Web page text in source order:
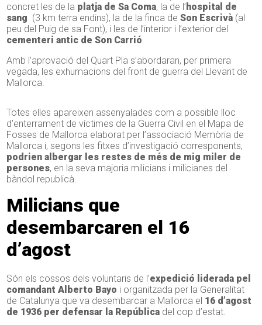
concret les de la platja de Sa Coma, la de l’ hospital de
sang (3 km terra endins), la de la finca deSon Escrivà (al
peu del Puig de sa Font), i les de l’interior i l’exterior del
cementeri antic de Son Carrió
Amb l’aprovació del Quart Pla s’abordaran, per primera
vegada, les exhumacions del front de guerra del Llevant de
Mallorca.
Totes elles apareixen assenyalades com a possible lloc
d’enterrament de víctimes de la Guerra Civil en el Mapa de
Fosses de Mallorca elaborat per l’associació Memòria de
Mallorca i, segons les fitxes d’investigació corresponents,
podrien albergar les restes de més de mig miler de
persones, en la seva majoria milicians i milicianes del
bàndol republicà.
Milicians que
desembarcaren el 16
d’agost
Són els cossos dels voluntaris de l’expedició liderada pel
comandant Alberto Bayo i organitzada per la Generalitat
de Catalunya que va desembarcar a Mallorca el 16 d’agost
de 1936 per defensar la República del cop d’estat.